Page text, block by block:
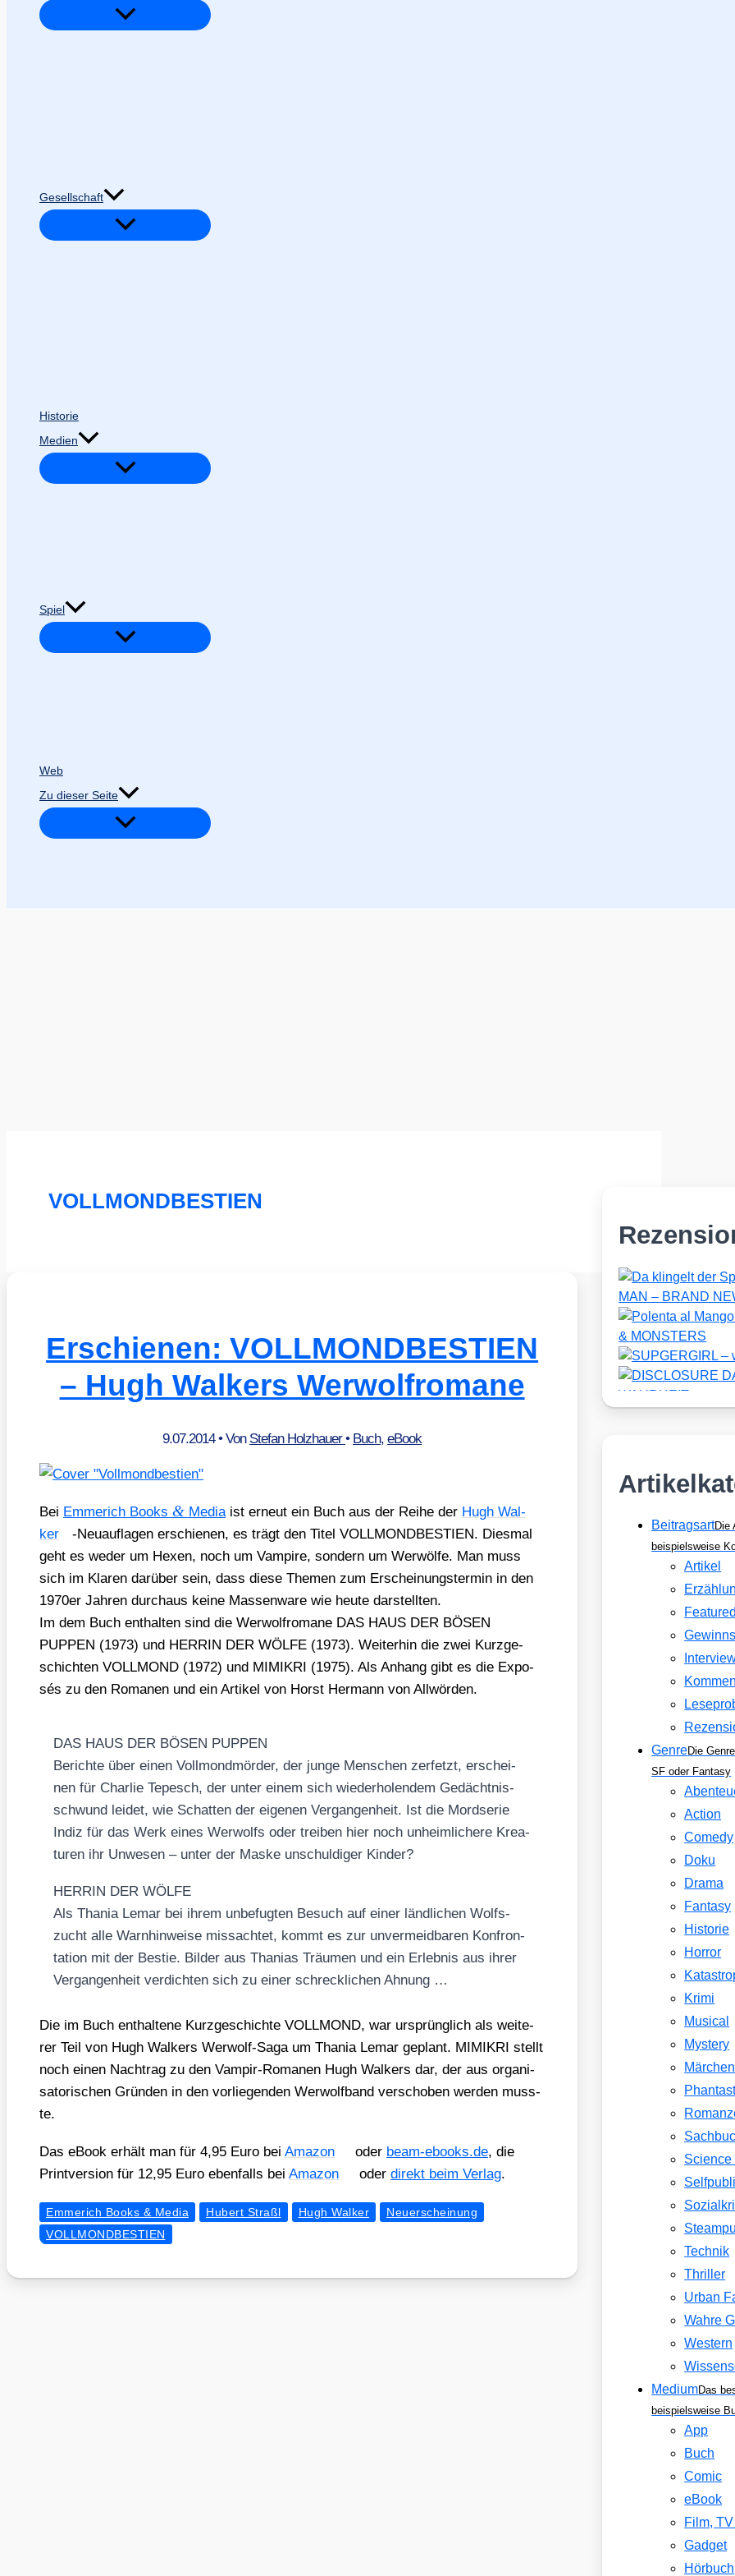
Gesellschaft
Historie
Medien
Spiel
Web
Zu dieser Seite
VOLLMONDBESTIEN
Erschienen: VOLLMONDBESTIEN
– Hugh Walkers Werwolfromane
9.07.2014• Von Stefan Holzhauer• Buch,eBook
Bei Emme­rich Books & Mediaist erneut ein Buch aus der Rei­he der Hugh Wal­
ker
-Neu­auf­la­gen erschie­nen, es trägt den Titel VOLLMONDBESTIEN. Dies­mal
geht es weder um Hexen, noch um Vam­pi­re, son­dern um Wer­wöl­fe. Man muss
sich im Kla­ren dar­über sein, dass die­se The­men zum Erschei­nungs­ter­min in den
1970er Jah­ren durch­aus kei­ne Mas­sen­wa­re wie heu­te dar­stell­ten.
Im dem Buch ent­hal­ten sind die Wer­wolf­ro­ma­ne DAS HAUS DER BÖSEN
PUPPEN (1973) und HERRIN DER WÖLFE (1973). Wei­ter­hin die zwei Kurz­ge­
schich­ten VOLLMOND (1972) und MIMIKRI (1975). Als Anhang gibt es die Expo­
sés zu den Roma­nen und ein Arti­kel von Horst Her­mann von All­wör­den.
DAS HAUS DER BÖSEN PUPPEN
Berich­te über einen Voll­mond­mör­der, der jun­ge Men­schen zer­fetzt, erschei­
nen für Char­lie Tepesch, der unter einem sich wie­der­ho­len­dem Gedächt­nis­
schwund lei­det, wie Schat­ten der eige­nen Ver­gan­gen­heit. Ist die Mord­se­rie
Indiz für das Werk eines Wer­wolfs oder trei­ben hier noch unheim­li­che­re Krea­
tu­ren ihr Unwe­sen – unter der Mas­ke unschul­di­ger Kin­der?
HERRIN DER WÖLFE
Als Tha­nia Lemar bei ihrem unbe­fug­ten Besuch auf einer länd­li­chen Wolfs­
zucht alle Warn­hin­wei­se miss­ach­tet, kommt es zur unver­meid­ba­ren Kon­fron­
ta­ti­on mit der Bes­tie. Bil­der aus Tha­ni­as Träu­men und ein Erleb­nis aus ihrer
Ver­gan­gen­heit ver­dich­ten sich zu einer schreck­li­chen Ahnung …
Die im Buch ent­hal­te­ne Kurz­ge­schich­te VOLLMOND, war ursprüng­lich als wei­te­
rer Teil von Hugh Wal­kers Wer­wolf-Saga um Tha­nia Lemar geplant. MIMIKRI stellt
noch einen Nach­trag zu den Vam­pir-Roma­nen Hugh Wal­kers dar, der aus orga­ni­
sa­to­ri­schen Grün­den in den vor­lie­gen­den Wer­wolf­band ver­scho­ben wer­den muss­
te.
Das eBook erhält man für 4,95 Euro bei Ama­zon oder beam​-ebooks​.de, die
Print­ver­si­on für 12,95 Euro eben­falls bei Ama­zon oder direkt beim Ver­lag.
Emmerich Books & Media Hubert Straßl Hugh Walker
Neuerscheinung
VOLLMONDBESTIEN
BeitragsartDie
beispielsweise
Artikel
GenreDie
SF oder Fantasy
Action
Comedy
Doku
Drama
Fantasy
Historie
Horror
Krimi
Musical
Mystery
Märchen
Science
Technik
Thriller
Urban
Wahre
Western
MediumDas
beispielsweise
App
Buch
Comic
eBook
Film,
Gadget
Hörbuch